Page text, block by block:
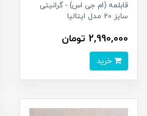
قابلمه (ام جی اس) - گرانیتی
سایز 20 مدل ایتالیا
2,990,000 تومان